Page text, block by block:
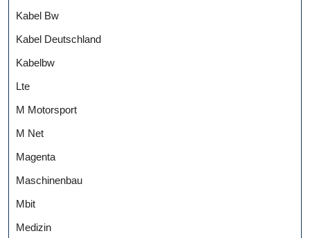
Kabel Bw
Kabel Deutschland
Kabelbw
Lte
M Motorsport
M Net
Magenta
Maschinenbau
Mbit
Medizin